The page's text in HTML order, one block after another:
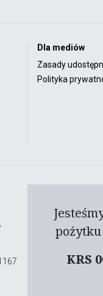
Dla mediów
Zasady
Polityka
KRS